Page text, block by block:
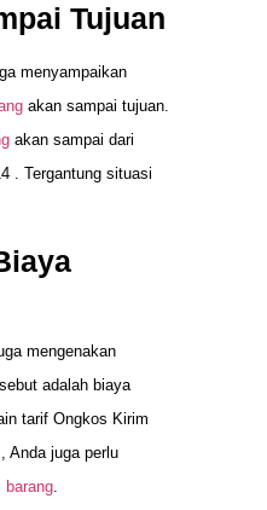
Tujuan
menyampaikan
akan sampai tujuan.
akan sampai dari
. Tergantung situasi
mengenakan
adalah biaya
tarif Ongkos Kirim
Anda juga perlu
barang